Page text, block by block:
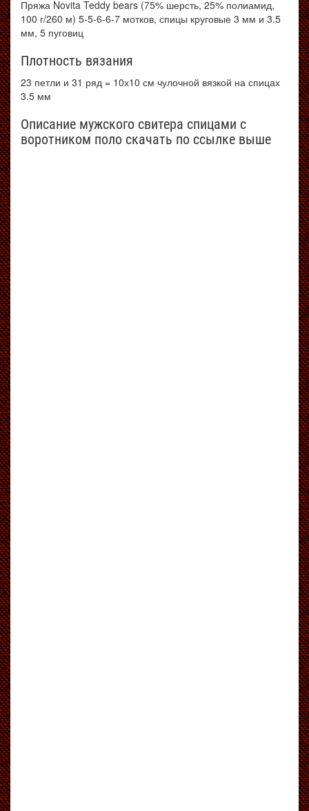
Пряжа Novita Teddy bears (75% шерсть, 25% полиамид,
100 г/260 м) 5-5-6-6-7 мотков, спицы круговые 3 мм и 3.5
мм, 5 пуговиц
Плотность вязания
23 петли и 31 ряд = 10х10 см чулочной вязкой на спицах
3.5 мм
Описание мужского свитера спицами с
воротником поло скачать по ссылке выше